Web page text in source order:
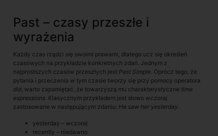
Past – czasy przeszłe i
wyrażenia
Każdy czas rządzi się swoimi prawami, dlatego ucz się określeń
czasowych na przykładzie konkretnych zdań. Jednym z
najprostszych czasów przeszłych jest Past Simple. Oprócz tego, że
pytania i przeczenia w tym czasie tworzy się przy pomocy operatora
did, warto zapamiętać, że towarzyszą mu charakterystyczne time
expressions. Klasycznym przykładem jest słowo wczoraj
zastosowane w następującym zdaniu: He saw her yesterday.
yesterday – wczoraj
recently – niedawno